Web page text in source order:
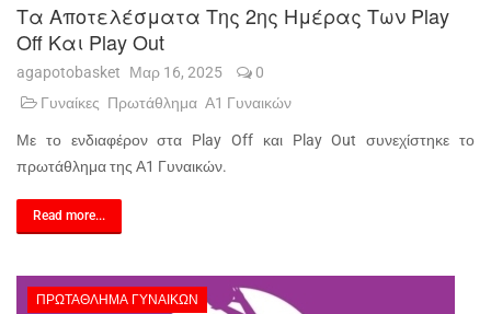
Τα Αποτελέσματα Της 2ης Ημέρας Των Play
Off Και Play Out
agapotobasket Μαρ 16, 2025
0
Γυναίκες Πρωτάθλημα Α1 Γυναικών
Με το ενδιαφέρον στα Play Off και Play Out συνεχίστηκε το
πρωτάθλημα της Α1 Γυναικών.
Read more...
ΠΡΩΤΆΘΛΗΜΑ ΓΥΝΑΙΚΏΝ